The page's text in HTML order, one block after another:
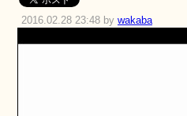
2016.02.28 23:48 by wakaba